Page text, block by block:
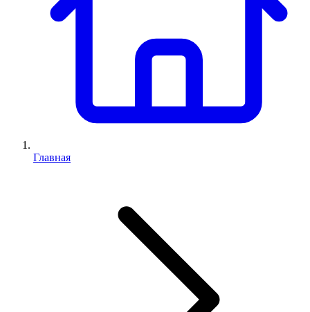
Главная